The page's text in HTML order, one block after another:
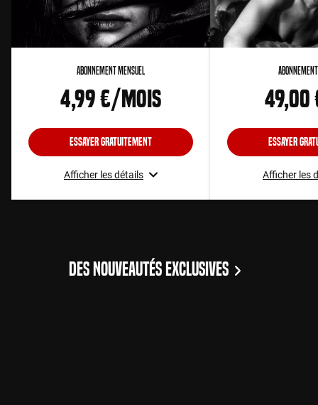
Abonnement Mensuel
4,99 €/mois
Essayer gratuitement
Afficher les détails
Essayer
Afficher les
DES NOUVEAUTÉS EXCLUSIVES